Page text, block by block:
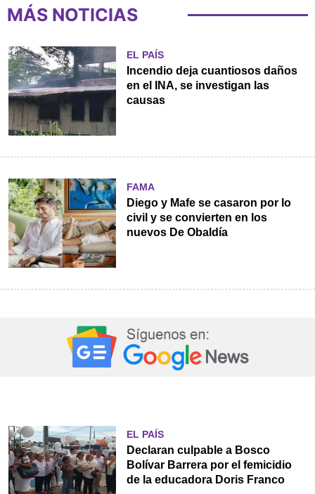
MÁS NOTICIAS
EL PAÍS
Incendio deja cuantiosos daños
en el INA, se investigan las
causas
FAMA
Diego y Mafe se casaron por lo
civil y se convierten en los
nuevos De Obaldía
EL PAÍS
Declaran culpable a Bosco
Bolívar Barrera por el femicidio
de la educadora Doris Franco